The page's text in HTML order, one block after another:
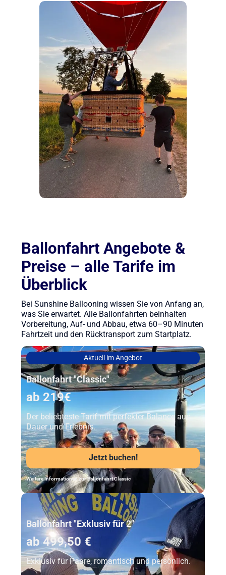
Ballonfahrt Angebote &
Preise – alle Tarife im
Überblick
Bei Sunshine Ballooning wissen Sie von Anfang an,
was Sie erwartet. Alle Ballonfahrten beinhalten
Vorbereitung, Auf- und Abbau, etwa 60–90 Minuten
Fahrtzeit und den Rücktransport zum Startplatz.
Aktuell im Angebot
Ballonfahrt "Classic"
ab 219€
Der beliebteste Tarif mit perfekter Balance aus
Dauer und Erlebnis.
Jetzt buchen!
Weitere Informationen zur Ballonfahrt Classic
Unser Beststeller
Ballonfahrt "Exklusiv für 2"
ab 499,50 €
Exklusiv für Paare, romantisch und persönlich.